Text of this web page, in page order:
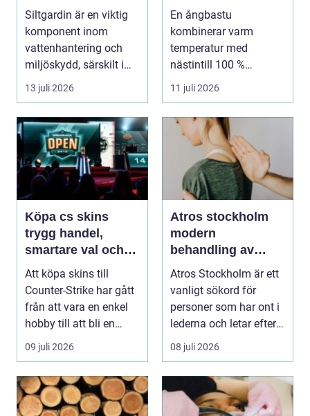
vattenhantering
Siltgardin är en viktig
komponent inom
vattenhantering och
miljöskydd, särskilt i
verksamheter som i...
13 juli 2026
återhämtning med
uråldrig logik
En ångbastu
kombinerar varm
temperatur med
nästintill 100 %
luftfuktighet för att sk...
11 juli 2026
Köpa cs skins
trygg handel,
smartare val och
bättre affärer
Att köpa skins till
Counter-Strike har gått
från att vara en enkel
hobby till att bli en
egen liten ...
09 juli 2026
Atros stockholm
modern
behandling av
ledbesvär i
huvudstaden
Atros Stockholm är ett
vanligt sökord för
personer som har ont i
lederna och letar efter
hjälp i huv...
08 juli 2026